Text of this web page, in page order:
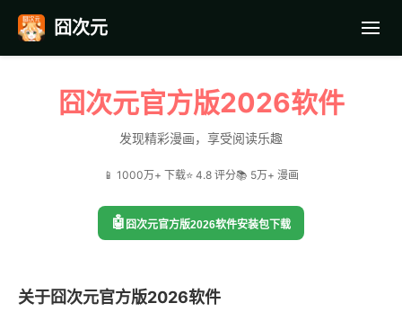
囧次元
囧次元官方版2026软件
发现精彩漫画，享受阅读乐趣
📱 1000万+ 下载⭐ 4.8 评分📚 5万+ 漫画
🤖 囧次元官方版2026软件安装包下载
关于囧次元官方版2026软件